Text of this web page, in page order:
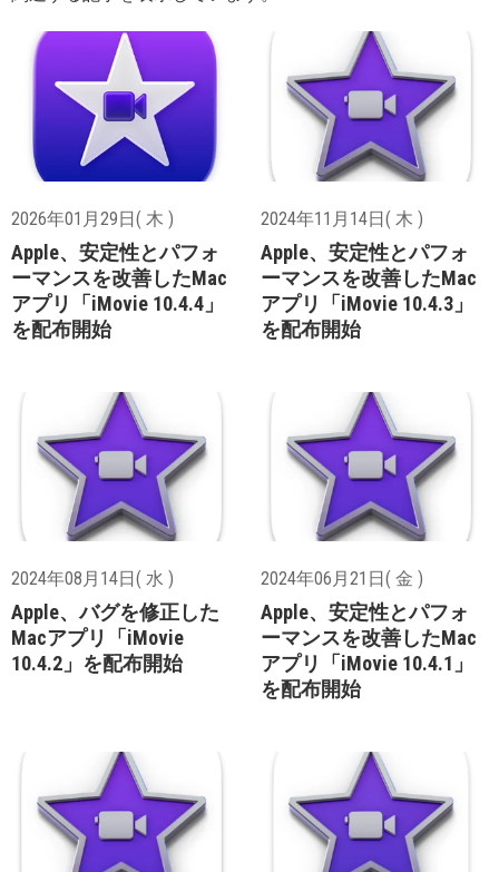
2026年01月29日( 木 )
Apple、安定性とパフォ
ーマンスを改善したMac
アプリ「iMovie 10.4.4」
を配布開始
2024年11月14日( 木 )
Apple、安定性とパフォ
ーマンスを改善したMac
アプリ「iMovie 10.4.3」
を配布開始
2024年08月14日( 水 )
Apple、バグを修正した
Macアプリ「iMovie
10.4.2」を配布開始
2024年06月21日( 金 )
Apple、安定性とパフォ
ーマンスを改善したMac
アプリ「iMovie 10.4.1」
を配布開始